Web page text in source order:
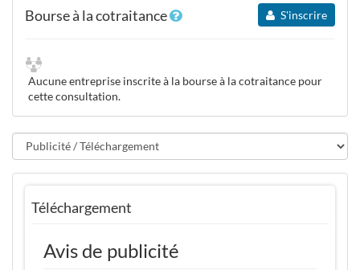
Bourse à la cotraitance S'inscrire
Aucune entreprise inscrite à la bourse à la cotraitance pour
cette consultation.
Téléchargement
Avis de publicité